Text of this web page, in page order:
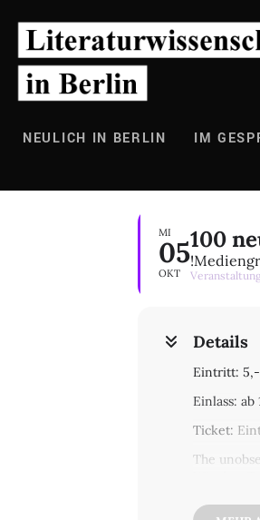
Inhalt
springen
NEULICH IN BERLIN IM
MI
05
OKT
100
Details
Eintritt:
Einlass: ab
Ticket:
The
our home